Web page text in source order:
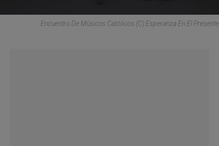
Encuentro De Músicos Católicos (C) Esperanza En El Presente